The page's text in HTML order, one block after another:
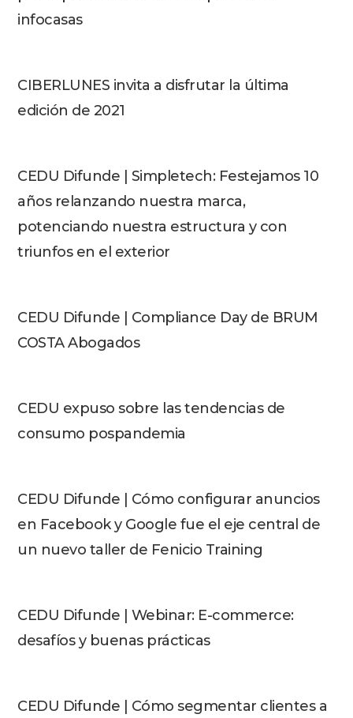
infocasas
CIBERLUNES invita a disfrutar la última
edición de 2021
CEDU Difunde | Simpletech: Festejamos 10
años relanzando nuestra marca,
potenciando nuestra estructura y con
triunfos en el exterior
CEDU Difunde | Compliance Day de BRUM
COSTA Abogados
CEDU expuso sobre las tendencias de
consumo pospandemia
CEDU Difunde | Cómo configurar anuncios
en Facebook y Google fue el eje central de
un nuevo taller de Fenicio Training
CEDU Difunde | Webinar: E-commerce:
desafíos y buenas prácticas
CEDU Difunde | Cómo segmentar clientes a